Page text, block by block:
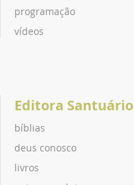
programação
vídeos
Editora Santuário
bíblias
deus conosco
livros